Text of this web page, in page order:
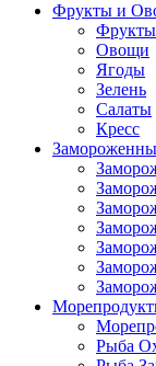
Фрукты и
Фрукты
Овощи
Ягоды
Зелень
Салаты
Кресс
Рыба